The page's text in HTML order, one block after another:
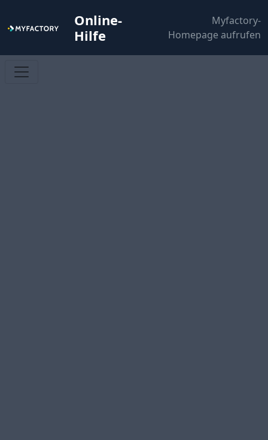
Online-
Hilfe
Myfactory-
Homepage aufrufen